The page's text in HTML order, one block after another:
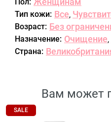
Тип кожи: Все,
Возраст: Без
Назначение: Очищение,
Страна:
Вам может
SALE